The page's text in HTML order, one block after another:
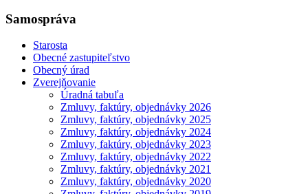
Samospráva
Starosta
Obecné zastupiteľstvo
Obecný úrad
Zverejňovanie
Úradná tabuľa
Zmluvy, faktúry, objednávky 2026
Zmluvy, faktúry, objednávky 2025
Zmluvy, faktúry, objednávky 2024
Zmluvy, faktúry, objednávky 2023
Zmluvy, faktúry, objednávky 2022
Zmluvy, faktúry, objednávky 2021
Zmluvy, faktúry, objednávky 2020